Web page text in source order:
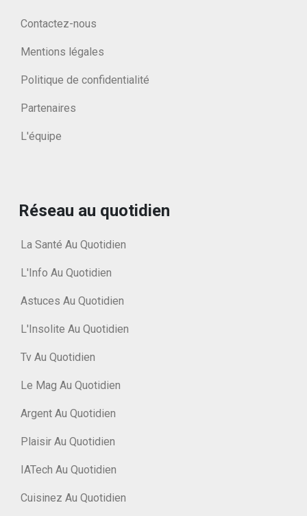
Contactez-nous
Mentions légales
Politique de confidentialité
Partenaires
L'équipe
Réseau au quotidien
La Santé Au Quotidien
L'Info Au Quotidien
Astuces Au Quotidien
L'Insolite Au Quotidien
Tv Au Quotidien
Le Mag Au Quotidien
Argent Au Quotidien
Plaisir Au Quotidien
IATech Au Quotidien
Cuisinez Au Quotidien